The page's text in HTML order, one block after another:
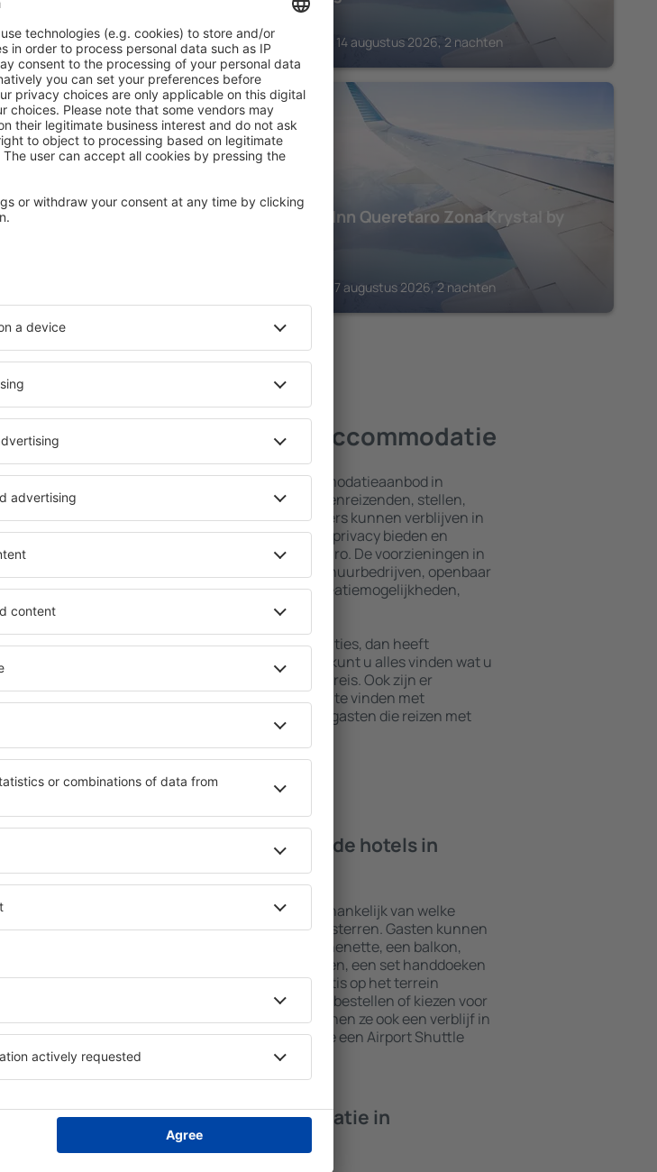
2026, 2 nachten
116
El Pueblito, 14 augustus 2026, 2 nachten
QUERÉTARO
Holiday Inn Queretaro Zona Krystal by
Juriquilla, 07 augustus 2026, 2 nachten
in Querétaro
Querétaro - de beste accommodatie
U kunt kiezen uit een uitgebreid accommodatieaanbod in
Querétaro, inclusief woningen voor alleenreizenden, stellen,
gezinnen, senioren en groepen. Bezoekers kunnen verblijven in
suites, hotels en pensions die maximale privacy bieden en
gelegen zijn in het centrum van Querétaro. De voorzieningen in
de nabije omgeving, waaronder autoverhuurbedrijven, openbaar
vervoer, winkels, servicepunten en recreatiemogelijkheden,
staan garant voor een fijne vakantie.
Als u op zoek bent naar luxe accommodaties, dan heeft
Querétaro u veel te bieden. In deze stad kunt u alles vinden wat u
nodig heeft tijdens uw vakantie of zakenreis. Ook zijn er
geweldige accommodaties in Querétaro te vinden met
faciliteiten voor gehandicapten en voor gasten die reizen met
baby’s, jonge kinderen of huisdieren.
Welke voorzieningen bieden de hotels in
Querétaro?
Hotelvoorzieningen in Querétaro zijn afhankelijk van welke
accommodatie geboekt is en het aantal sterren. Gasten kunnen
gebruikmaken van kamers met een kitchenette, een balkon,
airconditioning, koffie- en theefaciliteiten, een set handdoeken
en internettoegang. Gasten kunnen gratis op het terrein
parkeren, een maaltijd in het restaurant bestellen of kiezen voor
een hotel met zwembad. Daarnaast kunnen ze ook een verblijf in
Querétaro boeken in accommodaties die een Airport Shuttle
dienst aanbieden.
Hoeveel kost een accommodatie in
Querétaro?